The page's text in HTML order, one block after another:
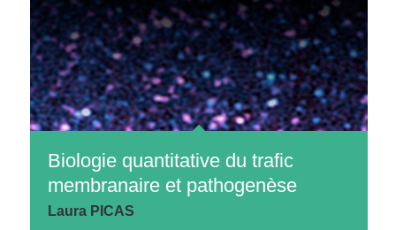
Biologie quantitative du trafic
membranaire et pathogenèse
Laura PICAS